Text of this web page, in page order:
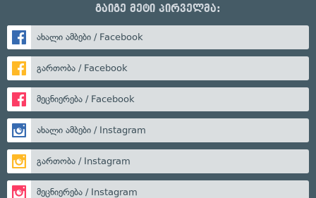
გაიგე მეტი პირველმა:
ახალი ამბები / Facebook
გართობა / Facebook
მეცნიერება / Facebook
ახალი ამბები / Instagram
გართობა / Instagram
მეცნიერება / Instagram